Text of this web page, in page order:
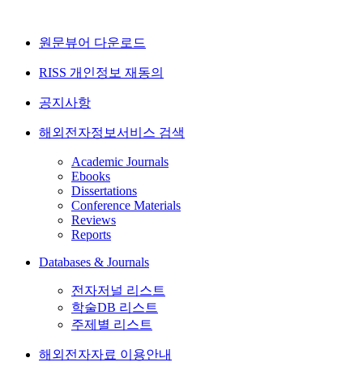
원문뷰어 다운로드
RISS 개인정보 재동의
공지사항
해외전자정보서비스 검색
Academic Journals
Ebooks
Dissertations
Conference Materials
Reviews
Reports
Databases & Journals
전자저널 리스트
학술DB 리스트
주제별 리스트
해외전자자료 이용안내